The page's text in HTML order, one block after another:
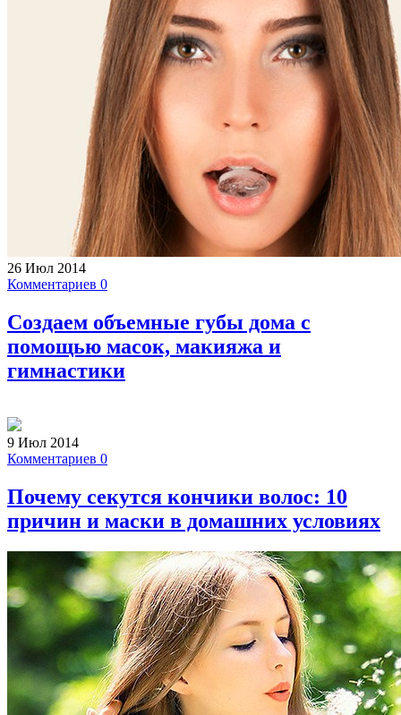
26 Июл 2014
Комментариев 0
Создаем объемные губы дома с
помощью масок, макияжа и
гимнастики
9 Июл 2014
Комментариев 0
Почему секутся кончики волос: 10
причин и маски в домашних условиях